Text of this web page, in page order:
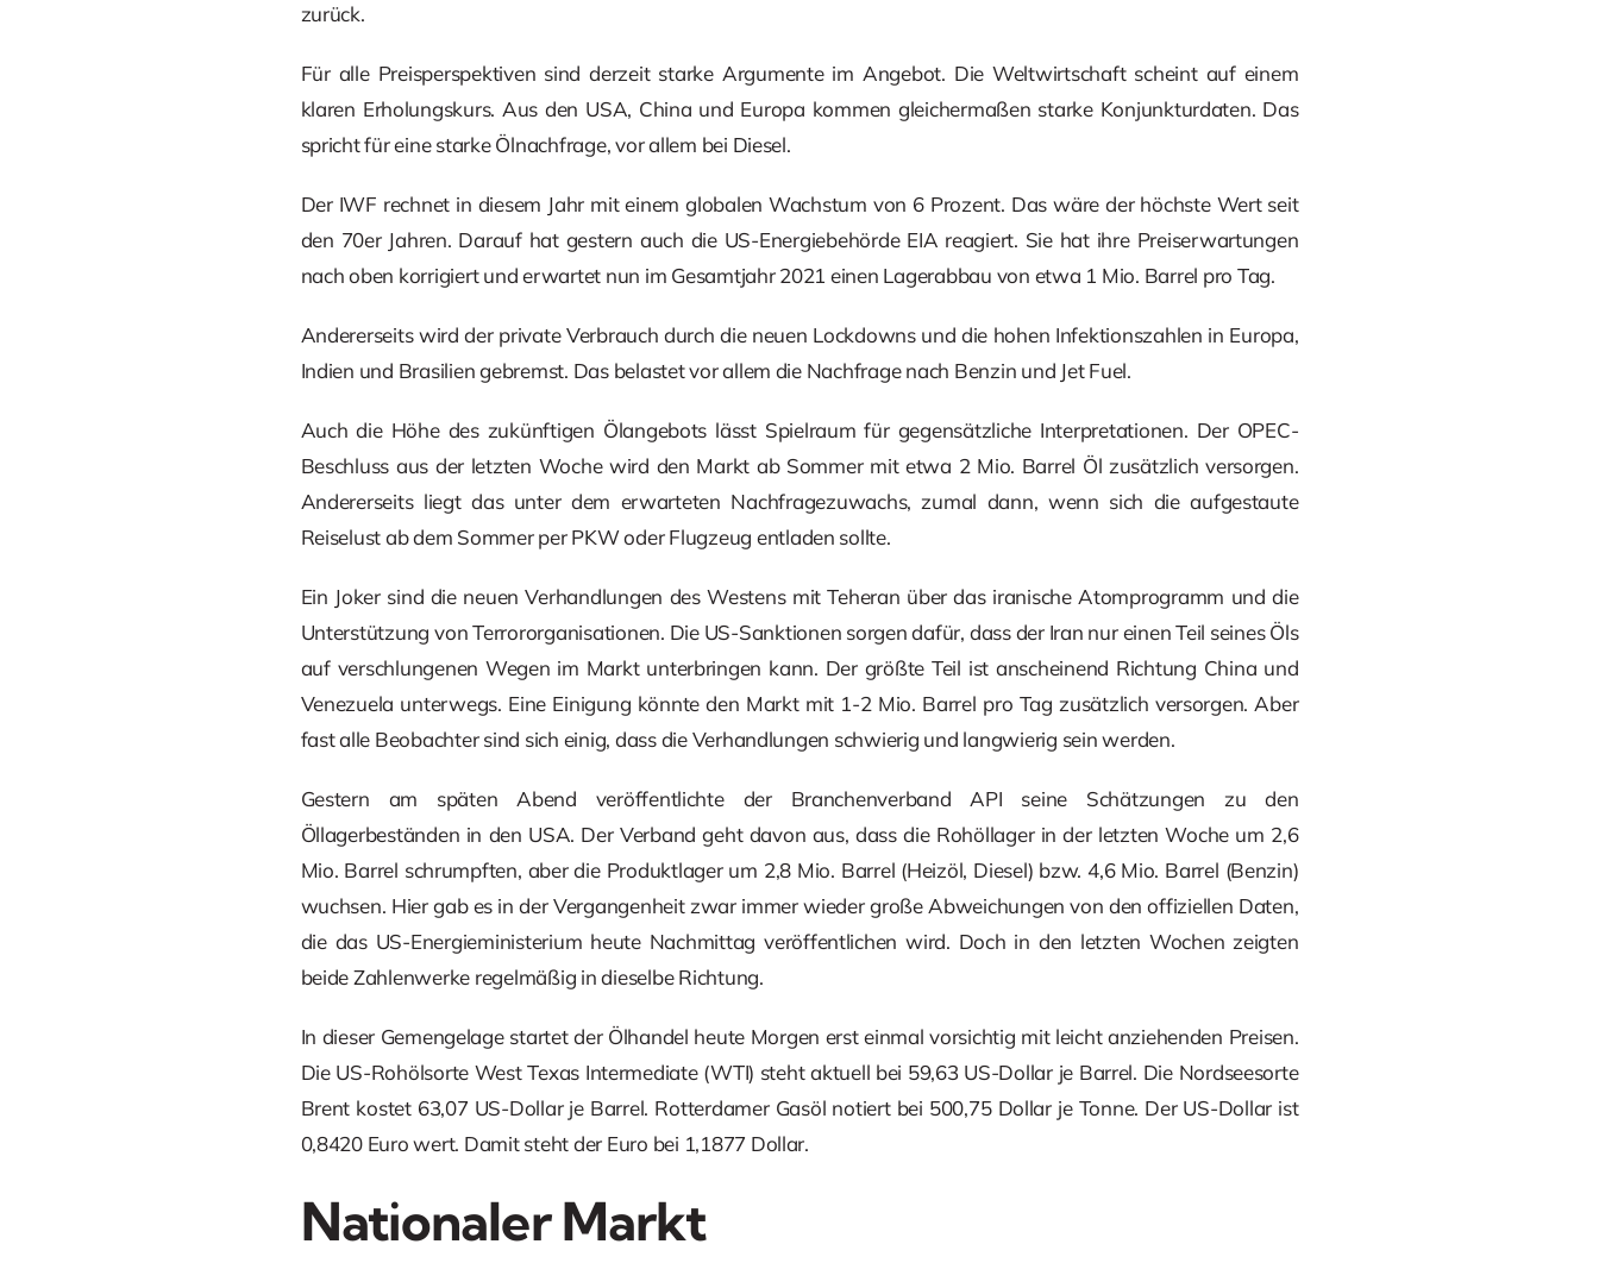
zurück.
Für alle Preisperspektiven sind derzeit starke Argumente im Angebot. Die Weltwirtschaft scheint auf einem
klaren Erholungskurs. Aus den USA, China und Europa kommen gleichermaßen starke Konjunkturdaten. Das
spricht für eine starke Ölnachfrage, vor allem bei Diesel.
Der IWF rechnet in diesem Jahr mit einem globalen Wachstum von 6 Prozent. Das wäre der höchste Wert seit
den 70er Jahren. Darauf hat gestern auch die US-Energiebehörde EIA reagiert. Sie hat ihre Preiserwartungen
nach oben korrigiert und erwartet nun im Gesamtjahr 2021 einen Lagerabbau von etwa 1 Mio. Barrel pro Tag.
Andererseits wird der private Verbrauch durch die neuen Lockdowns und die hohen Infektionszahlen in Europa,
Indien und Brasilien gebremst. Das belastet vor allem die Nachfrage nach Benzin und Jet Fuel.
Auch die Höhe des zukünftigen Ölangebots lässt Spielraum für gegensätzliche Interpretationen. Der OPEC-
Beschluss aus der letzten Woche wird den Markt ab Sommer mit etwa 2 Mio. Barrel Öl zusätzlich versorgen.
Andererseits liegt das unter dem erwarteten Nachfragezuwachs, zumal dann, wenn sich die aufgestaute
Reiselust ab dem Sommer per PKW oder Flugzeug entladen sollte.
Ein Joker sind die neuen Verhandlungen des Westens mit Teheran über das iranische Atomprogramm und die
Unterstützung von Terrororganisationen. Die US-Sanktionen sorgen dafür, dass der Iran nur einen Teil seines Öls
auf verschlungenen Wegen im Markt unterbringen kann. Der größte Teil ist anscheinend Richtung China und
Venezuela unterwegs. Eine Einigung könnte den Markt mit 1-2 Mio. Barrel pro Tag zusätzlich versorgen. Aber
fast alle Beobachter sind sich einig, dass die Verhandlungen schwierig und langwierig sein werden.
Gestern am späten Abend veröffentlichte der Branchenverband API seine Schätzungen zu den
Öllagerbeständen in den USA. Der Verband geht davon aus, dass die Rohöllager in der letzten Woche um 2,6
Mio. Barrel schrumpften, aber die Produktlager um 2,8 Mio. Barrel (Heizöl, Diesel) bzw. 4,6 Mio. Barrel (Benzin)
wuchsen. Hier gab es in der Vergangenheit zwar immer wieder große Abweichungen von den offiziellen Daten,
die das US-Energieministerium heute Nachmittag veröffentlichen wird. Doch in den letzten Wochen zeigten
beide Zahlenwerke regelmäßig in dieselbe Richtung.
In dieser Gemengelage startet der Ölhandel heute Morgen erst einmal vorsichtig mit leicht anziehenden Preisen.
Die US-Rohölsorte West Texas Intermediate (WTI) steht aktuell bei 59,63 US-Dollar je Barrel. Die Nordseesorte
Brent kostet 63,07 US-Dollar je Barrel. Rotterdamer Gasöl notiert bei 500,75 Dollar je Tonne. Der US-Dollar ist
0,8420 Euro wert. Damit steht der Euro bei 1,1877 Dollar.
Nationaler Markt